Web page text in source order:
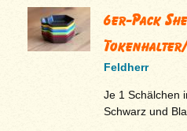
6er-Pack
Feldherr
Je 1 Schälchen
Schwarz und